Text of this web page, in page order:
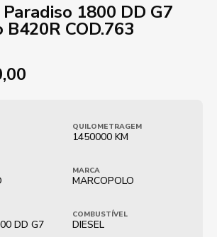
1800 DD G7
COD.763
QUILOMETRAGEM
1450000 KM
MARCA
MARCOPOLO
DD G7
COMBUSTÍVEL
DIESEL